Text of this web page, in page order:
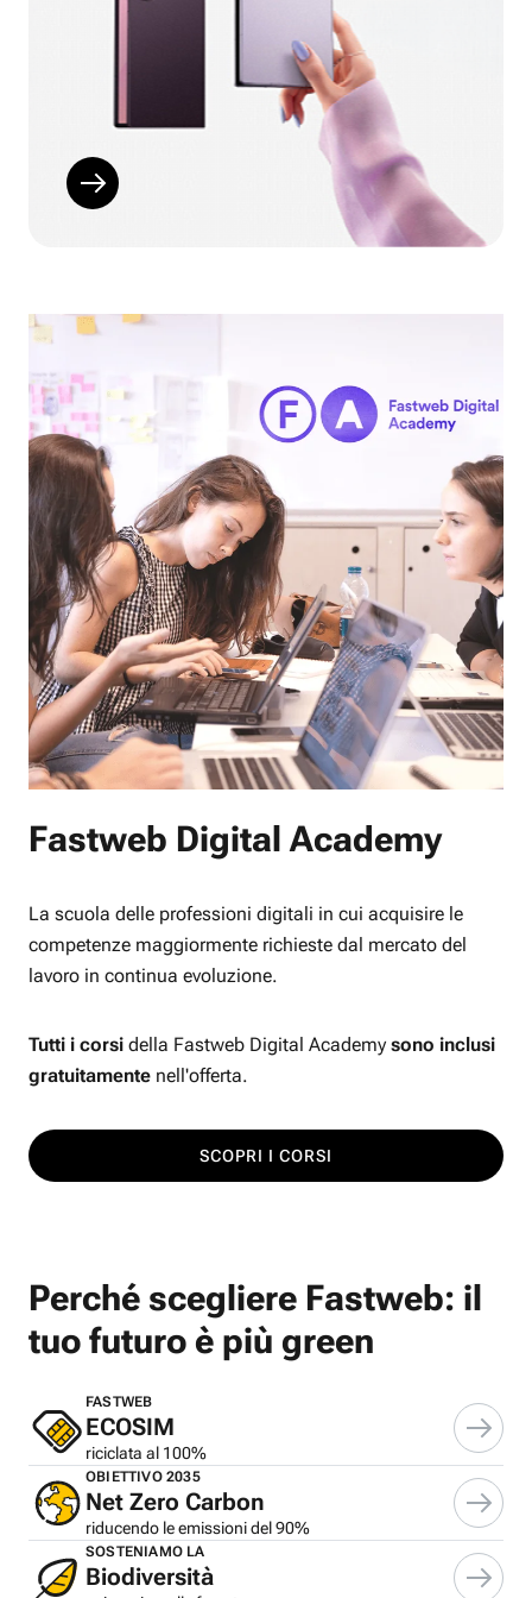
Fastweb Digital Academy
La scuola delle professioni digitali in cui acquisire le
competenze maggiormente richieste dal mercato del
lavoro in continua evoluzione.
Tutti i corsi della Fastweb Digital Academy sono inclusi
gratuitamente nell'offerta.
SCOPRI I CORSI
Perché scegliere Fastweb: il
tuo futuro è più green
FASTWEB
ECOSIM
riciclata al 100%
OBIETTIVO 2035
Net Zero Carbon
riducendo le emissioni del 90%
SOSTENIAMO LA
Biodiversità